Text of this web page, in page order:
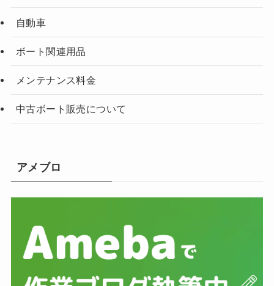
自動車
ボート関連用品
メンテナンス料金
中古ボート販売について
アメブロ